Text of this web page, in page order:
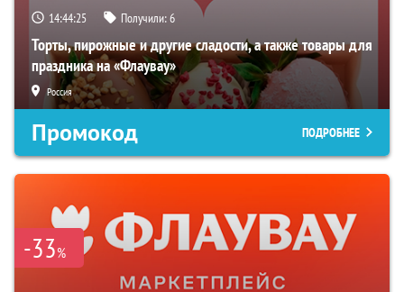
14:44:24 Получили:6
Торты, пирожные и другие сладости, а также товары для
праздника на «Флаувау»
Россия
Промокод ПОДРОБНЕЕ
-33%